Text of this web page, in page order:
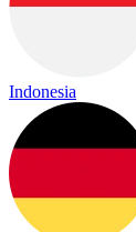
Indonesia